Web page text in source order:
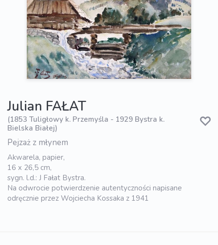
Julian FAŁAT
(1853 Tuligłowy k. Przemyśla - 1929 Bystra k.
Bielska Białej)
Pejzaż z młynem
Akwarela, papier,
16 x 26,5 cm,
sygn. l.d.: J Fałat Bystra.
Na odwrocie potwierdzenie autentyczności napisane
odręcznie przez Wojciecha Kossaka z 1941